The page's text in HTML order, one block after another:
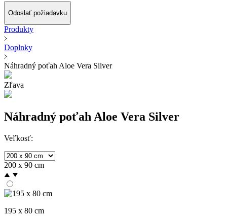
Odoslať požiadavku
Produkty
Doplnky
Náhradný poťah Aloe Vera Silver
Zľava
Náhradný poťah Aloe Vera Silver
Veľkosť:
200 x 90 cm
195 x 80 cm